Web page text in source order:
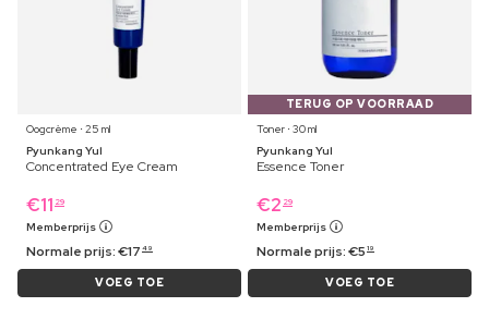
Oogcrème ⋅ 25 ml
Pyunkang Yul
Concentrated Eye Cream
€11 29
Memberprijs
Normale prijs:€17 49
VOEG TOE
TERUG OP VOORRAAD
Toner ⋅ 30 ml
Pyunkang Yul
Essence Toner
€2 29
Memberprijs
Normale prijs:€5 19
VOEG TOE